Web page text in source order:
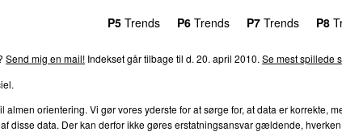
P5 Trends P6 Trends P7 Trends P8
Send mig en mail! Indekset går tilbage til d. 20. april 2010. Se mest spillede
orientering. Vi gør vores yderste for at sørge for, at data er korrekte,
data. Der kan derfor ikke gøres erstatningsansvar gældende,